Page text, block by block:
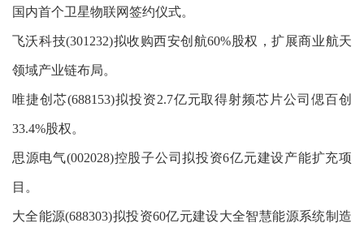
国内首个卫星物联网签约仪式。
飞沃科技(301232)拟收购西安创航60%股权，扩展商业航天
领域产业链布局。
唯捷创芯(688153)拟投资2.7亿元取得射频芯片公司偲百创
33.4%股权。
思源电气(002028)控股子公司拟投资6亿元建设产能扩充项
目。
大全能源(688303)拟投资60亿元建设大全智慧能源系统制造